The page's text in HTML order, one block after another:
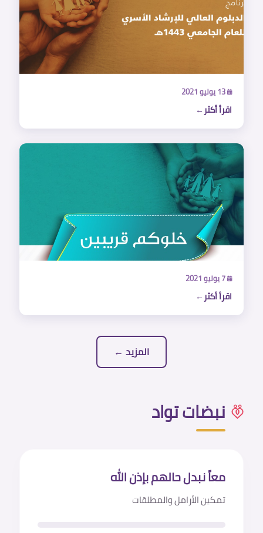
13 يوليو 2021
اقرأ أكثر
7 يوليو 2021
اقرأ أكثر
المزيد ←
نبضات تواد
معاً نبدل حالهم بإذن الله
تمكين الأرامل والمطلقات